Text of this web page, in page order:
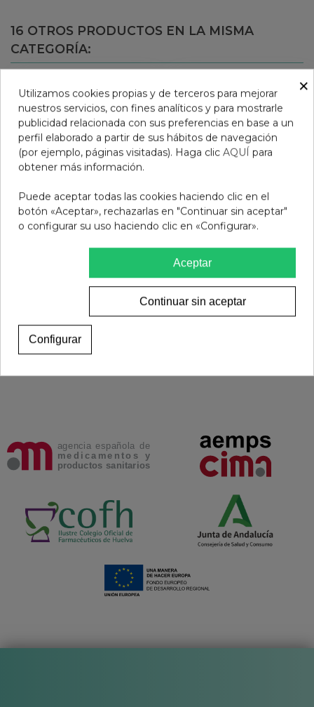
16 OTROS PRODUCTOS EN LA MISMA
CATEGORÍA:
GAFAS PRESBICIA BADS
+2.5
12,95 €
Añadir al carrito
MQASCARA FORTIONE
9,90 €
Ver más
×
Utilizamos cookies propias y de terceros para mejorar
nuestros servicios, con fines analíticos y para mostrarle
publicidad relacionada con sus preferencias en base a un
perfil elaborado a partir de sus hábitos de navegación
(por ejemplo, páginas visitadas). Haga clic AQUÍ para
obtener más información.
Puede aceptar todas las cookies haciendo clic en el
botón «Aceptar», rechazarlas en "Continuar sin aceptar"
o configurar su uso haciendo clic en «Configurar».
Aceptar
Continuar sin aceptar
Configurar